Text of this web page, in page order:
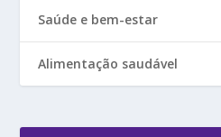
Saúde e bem-estar
Alimentação saudável